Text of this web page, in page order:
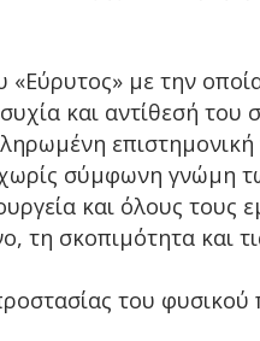
με την
και αντίθεσή
σύμφωνη γνώμη
και όλους τους
τη σκοπιμότητα και
του